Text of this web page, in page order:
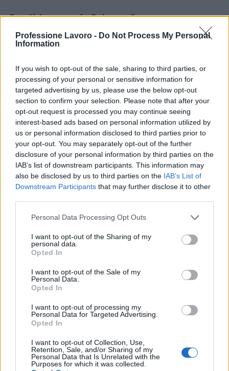
Professione Lavoro - Do Not Process My Personal
Information
If you wish to opt-out of the sale, sharing to third parties, or
processing of your personal or sensitive information for
targeted advertising by us, please use the below opt-out
section to confirm your selection. Please note that after your
opt-out request is processed you may continue seeing
interest-based ads based on personal information utilized by
us or personal information disclosed to third parties prior to
your opt-out. You may separately opt-out of the further
disclosure of your personal information by third parties on the
IAB’s list of downstream participants. This information may
also be disclosed by us to third parties on the IAB’s List of
Downstream Participants that may further disclose it to other
Please note that this website/app uses one or more Google
not limited to your visit or usage behaviour. You may click to
grant or deny consent to Google and its third-party tags to
use your data for below specified purposes in below Google
consent section.
Personal Data Processing Opt Outs
I want to opt-out of the Sharing of my
personal data.
Opted In
I want to opt-out of the Sale of my
Personal Data.
Opted In
I want to opt-out of processing my
Personal Data for Targeted Advertising.
Opted In
I want to opt-out of Collection, Use,
Retention, Sale, and/or Sharing of my
Personal Data that Is Unrelated with the
Purposes for which it was collected.
Com’è lavorare in Svizzera?
Orario di lavoro: tra le 40 e le 44 ore settimanali
seconda della natura del lavoro.
Vacanze:l’assegnazione standard è di 20 giorni di
ferie annuali, più le festività nazionali, compresa la
festa nazionale svizzera (1 agosto) e le festività
regionali osservate dai singoli cantoni.
Imposta sul reddito:il sistema dell’imposta sul
reddito è progressivo, quindi paghi di più man
mano che guadagni di più e si compone di tre
elementi: federale, comunale e cantonale. Le
aliquote fiscali possono variare notevolmente tra i
cantoni. Il tasso combinato può variare tra il 20% e
il 45% in totale.
È consigliabile verificare la tua posizione fiscale e
assicurativa nel Regno Unito con HM Revenue &
alcun diritto alla pensione nel Regno Unito.
Dove trovare lavoro in Svizzera
Puoi utilizzare la pagina di lavoro per laureati di